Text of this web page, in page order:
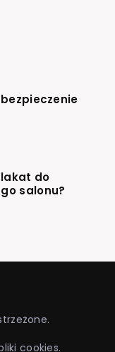
do
salonu?
cookies.